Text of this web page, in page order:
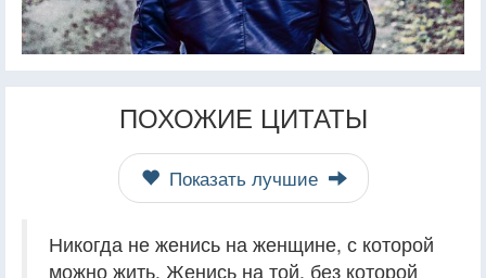
ПОХОЖИЕ ЦИТАТЫ
Показать лучшие
Никогда не женись на женщине, с которой
можно жить. Женись на той, без которой